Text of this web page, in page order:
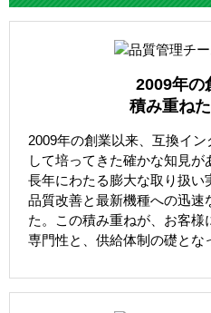
2009年の
積み重ね
2009年の創業以来、互換イ
して培ってきた確かな知見が
長年にわたる膨大な取り扱い
品質改善と最新機種への迅速
た。この積み重ねが、お客様
専門性と、供給体制の礎とな